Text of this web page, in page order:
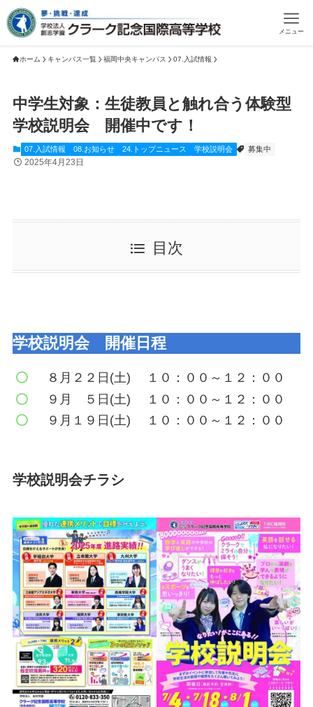
メニュー
ホーム キャンパス一覧 福岡中央キャンパス 07.入試情報
中学生対象：生徒教員と触れ合う体験型
学校説明会 開催中です！
07.入試情報 08.お知らせ 24.トップニュース 学校説明会 募集中
2025年4月23日
目次
学校説明会 開催日程
８月２２日(土) １０：００～１２：００
９月 ５日(土) １０：００～１２：００
９月１９日(土) １０：００～１２：００
学校説明会チラシ